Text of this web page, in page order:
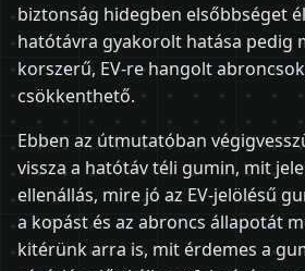
biztonság hidegben elsőbbséget
hatótávra gyakorolt hatása pedig
korszerű, EV-re hangolt
csökkenthető.
Ebben az útmutatóban
vissza a hatótáv téli gumin, mit
ellenállás, mire jó az EV-jelölésű
a kopást és az abroncs állapotát
kitérünk arra is, mit érdemes a